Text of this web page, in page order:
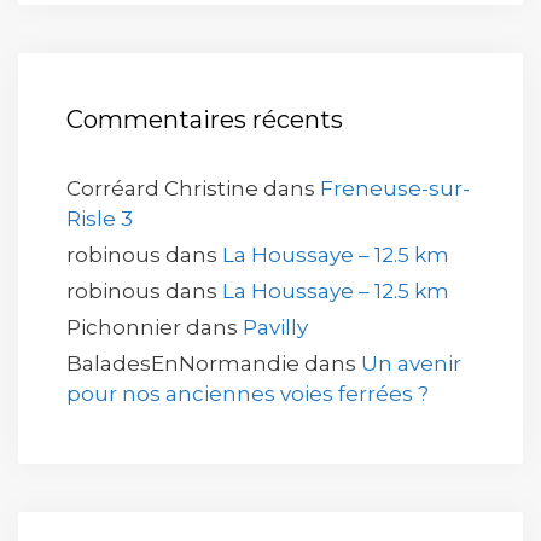
Commentaires récents
Corréard Christine dans Freneuse-sur-
Risle 3
robinous dans La Houssaye – 12.5 km
robinous dans La Houssaye – 12.5 km
Pichonnier dans Pavilly
BaladesEnNormandie dans Un avenir
pour nos anciennes voies ferrées ?